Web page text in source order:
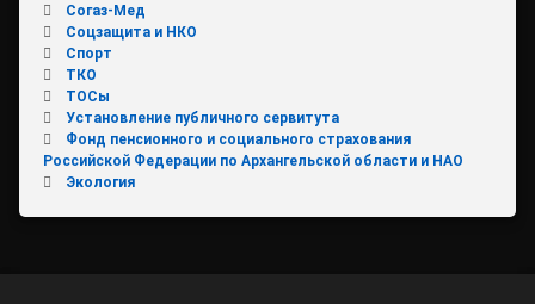
Согаз-Мед
Соцзащита и НКО
Спорт
ТКО
ТОСы
Установление публичного сервитута
Фонд пенсионного и социального страхования
Российской Федерации по Архангельской области и НАО
Экология